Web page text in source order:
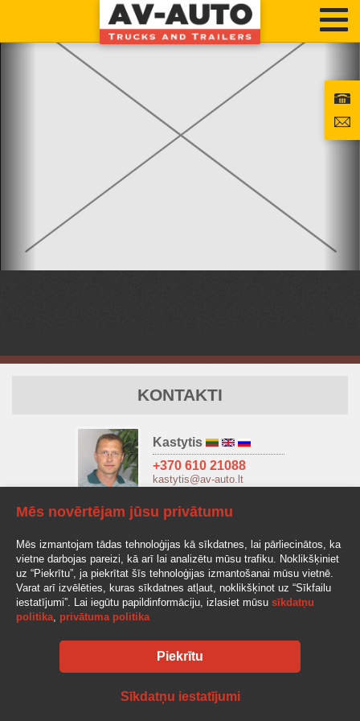
KONTAKTI
Kastytis
+370 610 21088
kastytis@av-auto.lt
Antanas
+370 685 32966
antanas.stake@av-auto.lt
AV-AUTO, "Amžinos vertybės", UAB Lentvario g. 77, LT-25128 Vilnius
Tel.: +370 610 210 88
info@av-auto.lt
Mēs novērtējam jūsu privātumu
Mēs izmantojam tādas tehnoloģijas kā sīkdatnes, lai pārliecinātos, ka
vietne darbojas pareizi, kā arī lai analizētu mūsu trafiku. Noklikšķiniet
uz “Piekrītu”, ja piekrītat šīs tehnoloģijas izmantošanai mūsu vietnē.
Varat arī izvēlēties, kuras sīkdatnes atļaut, noklikšķinot uz “Sīkfailu
iestatījumi”. Lai iegūtu papildinformāciju, izlasiet mūsu sīkdatņu
politika, privātuma politika
Piekrītu
Sīkdatņu iestatījumi